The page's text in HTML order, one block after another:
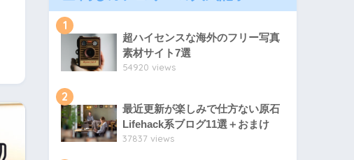
1
超ハイセンスな海外のフリー写真
素材サイト7選
54920 views
2
最近更新が楽しみで仕方ない原石
Lifehack系ブログ11選＋おまけ
37837 views